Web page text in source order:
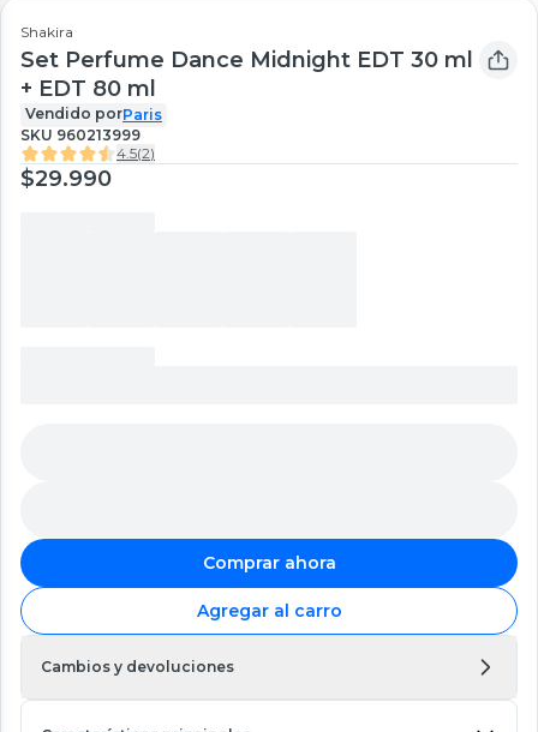
Shakira
Set Perfume Dance Midnight EDT 30 ml
+ EDT 80 ml
Vendido porParis
SKU 960213999
4.5(2)
$29.990
Comprar ahora
Agregar al carro
Cambios y devoluciones